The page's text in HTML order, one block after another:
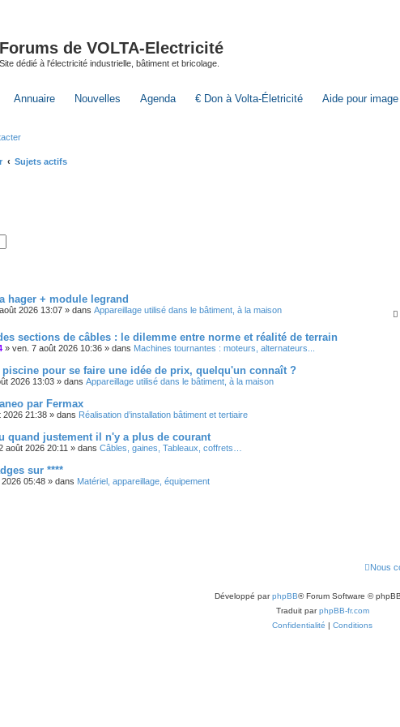
Forums de VOLTA-Electricité
Site dédié à l'électricité industrielle, bâtiment et bricolage.
Annuaire Nouvelles Agenda € Don à Volta-Életricité Aide pour
Sujets actifs
hager + module legrand
2026 13:07 » dans Appareillage utilisé dans le bâtiment, à la maison
sections de câbles : le dilemme entre norme et réalité de terrain
» ven. 7 août 2026 10:36 » dans Machines tournantes : moteurs, alternateurs...
pour se faire une idée de prix, quelqu'un connaît ?
2026 13:03 » dans Appareillage utilisé dans le bâtiment, à la maison
par Fermax
2026 21:38 » dans Réalisation d’installation bâtiment et tertiaire
quand justement il n'y a plus de courant
août 2026 20:11 » dans Câbles, gaines, Tableaux, coffrets…
sur ****
2026 05:48 » dans Matériel, appareillage, équipement
Nous
Développé parphpBB® Forum Software ©
Traduit parphpBB-fr.com
Confidentialité | Conditions